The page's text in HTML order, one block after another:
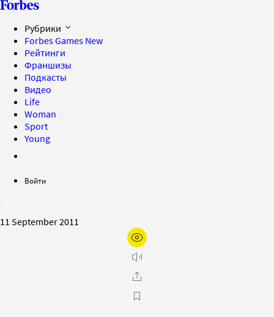
Рубрики
Forbes Games New
Рейтинги
Франшизы
Подкасты
Видео
Life
Woman
Sport
Young
Войти
11 September 2011